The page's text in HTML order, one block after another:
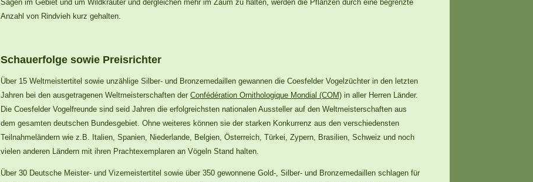
Sagen im Gebiet und um Wildkräuter und dergleichen mehr im Zaum zu halten, werden die Pflanzen durch eine begrenzte
Anzahl von Rindvieh kurz gehalten.
Schauerfolge sowie Preisrichter
Über 15 Weltmeistertitel sowie unzählige Silber- und Bronzemedaillen gewannen die Coesfelder Vogelzüchter in den letzten
Jahren bei den ausgetragenen Weltmeisterschaften der Confédération Ornithologique Mondial (COM) in aller Herren Länder.
Die Coesfelder Vogelfreunde sind seid Jahren die erfolgreichsten nationalen Aussteller auf den Weltmeisterschaften aus
dem gesamten deutschen Bundesgebiet. Ohne weiteres können sie der starken Konkurrenz aus den verschiedensten
Teilnahmeländern wie z.B. Italien, Spanien, Niederlande, Belgien, Österreich, Türkei, Zypern, Brasilien, Schweiz und noch
vielen anderen Ländern mit ihren Prachtexemplaren an Vögeln Stand halten.
Über 30 Deutsche Meister- und Vizemeistertitel sowie über 350 gewonnene Gold-, Silber- und Bronzemedaillen schlagen für